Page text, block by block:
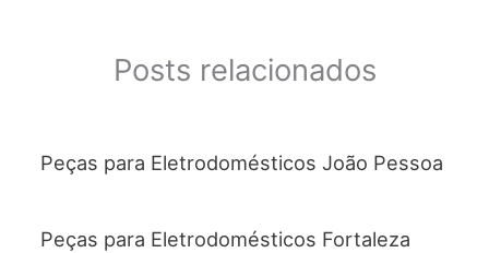
Posts relacionados
Peças para Eletrodomésticos João Pessoa
Peças para Eletrodomésticos Fortaleza